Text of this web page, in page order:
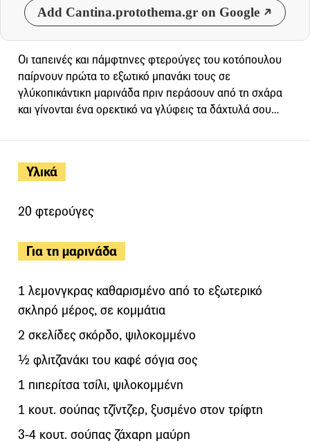
Add Cantina.protothema.gr on Google
Υλικά
20 φτερούγες
Για τη μαρινάδα
1 λεμονγκρας καθαρισμένο από το εξωτερικό
σκληρό μέρος, σε κομμάτια
2 σκελίδες σκόρδο, ψιλοκομμένο
½ φλιτζανάκι του καφέ σόγια σος
1 πιπερίτσα τσίλι, ψιλοκομμένη
1 κουτ. σούπας τζίντζερ, ξυσμένο στον τρίφτη
3-4 κουτ. σούπας ζάχαρη μαύρη
Οι ταπεινές και πάμφτηνες φτερούγες του κοτόπουλου
παίρνουν πρώτα το εξωτικό μπανάκι τους σε
γλύκοπικάντικη μαρινάδα πριν περάσουν από τη σχάρα
και γίνονται ένα ορεκτικό να γλύφεις τα δάχτυλά σου…